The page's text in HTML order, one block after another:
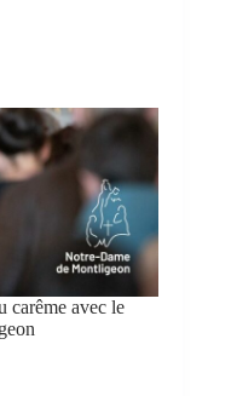
carême avec le